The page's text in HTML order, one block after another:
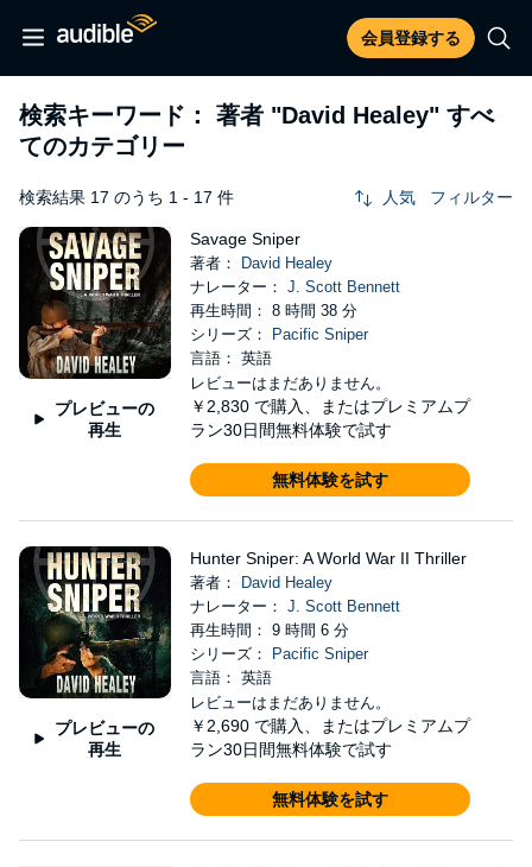
会員登録する
検索キーワード： 著者 "David Healey" すべ
てのカテゴリー
検索結果 17 のうち 1 - 17 件 人気 フィルター
プレビューの
再生
Savage Sniper
著者：
David Healey
ナレーター： J. Scott Bennett
再生時間： 8 時間 38 分
シリーズ：
Pacific Sniper
言語： 英語
レビューはまだありません。
￥2,830 で購入、またはプレミアムプ
ラン30日間無料体験で試す
無料体験を試す
プレビューの
再生
Hunter Sniper: A World War II Thriller
著者：
David Healey
ナレーター： J. Scott Bennett
再生時間： 9 時間 6 分
シリーズ：
Pacific Sniper
言語： 英語
レビューはまだありません。
￥2,690 で購入、またはプレミアムプ
ラン30日間無料体験で試す
無料体験を試す